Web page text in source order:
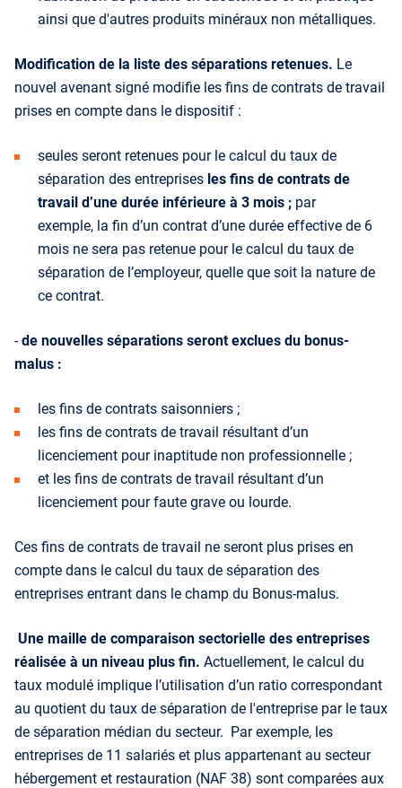
ainsi que d'autres produits minéraux non métalliques.
Modification de la liste des séparations retenues. Le
nouvel avenant signé modifie les fins de contrats de travail
prises en compte dans le dispositif :
seules seront retenues pour le calcul du taux de
séparation des entreprises les fins de contrats de
travail d’une durée inférieure à 3 mois ; par
exemple, la fin d’un contrat d’une durée effective de 6
mois ne sera pas retenue pour le calcul du taux de
séparation de l’employeur, quelle que soit la nature de
ce contrat.
-de nouvelles séparations seront exclues du bonus-
malus :
les fins de contrats saisonniers ;
les fins de contrats de travail résultant d’un
licenciement pour inaptitude non professionnelle ;
et les fins de contrats de travail résultant d’un
licenciement pour faute grave ou lourde.
Ces fins de contrats de travail ne seront plus prises en
compte dans le calcul du taux de séparation des
entreprises entrant dans le champ du Bonus-malus.
Une maille de comparaison sectorielle des entreprises
réalisée à un niveau plus fin. Actuellement, le calcul du
taux modulé implique l’utilisation d’un ratio correspondant
au quotient du taux de séparation de l'entreprise par le taux
de séparation médian du secteur. Par exemple, les
entreprises de 11 salariés et plus appartenant au secteur
hébergement et restauration (NAF 38) sont comparées aux